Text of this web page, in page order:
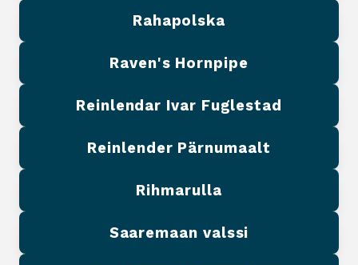
Rahapolska
Raven's Hornpipe
Reinlendar Ivar Fuglestad
Reinlender Pärnumaalt
Rihmarulla
Saaremaan valssi